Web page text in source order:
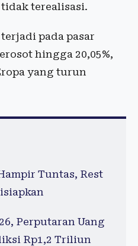
terealisasi.
pada pasar
hingga 20,05%,
yang turun
Tuntas, Rest
Perputaran Uang
Rp1,2 Triliun